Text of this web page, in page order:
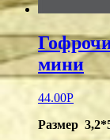
мини
44.00Р
Размер